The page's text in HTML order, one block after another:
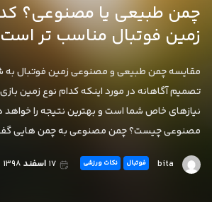
چمن طبیعی یا مصنوعی؟
زمین فوتبال مناسب تر
مقایسه چمن طبیعی و مصنوعی زمین فوتبال به
تصمیم آگاهانه در مورد اینکه کدام نوع زمین
نیازهای خاص شما است و بهترین نتیجه را
مصنوعی چیست؟ چمن مصنوعی به چمن هایی
bita فوتبال نکات ورزشی ۱۷ اسفند ۱۳۹۸
ورزشی
مطالب
میدان
کست
تماس
ما